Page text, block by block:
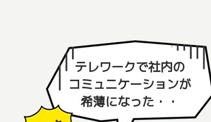
テレワークで社内の
コミュニケーションが
希薄になった・・